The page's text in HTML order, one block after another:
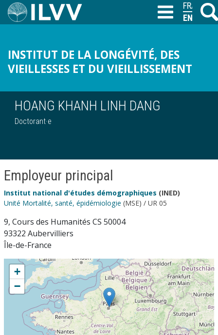
Skip
M
INSTITUT DE LA LONGÉVITÉ, DES
VIEILLESSES ET DU VIEILLISSEMENT
T
HOANG KHANH LINH DANG
Doctorant·e
Employeur principal
Institut national d'études démographiques (INED)
Unité Mortalité, santé, épidémiologie (MSE) / UR 05
9, Cours des Humanités CS 50004
93322 Aubervilliers
Île-de-France
+
−
FRANÇAIS
ENGLISH